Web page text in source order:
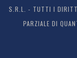
S.R.L. - TUTTI I DIRITTI
PARZIALE DI